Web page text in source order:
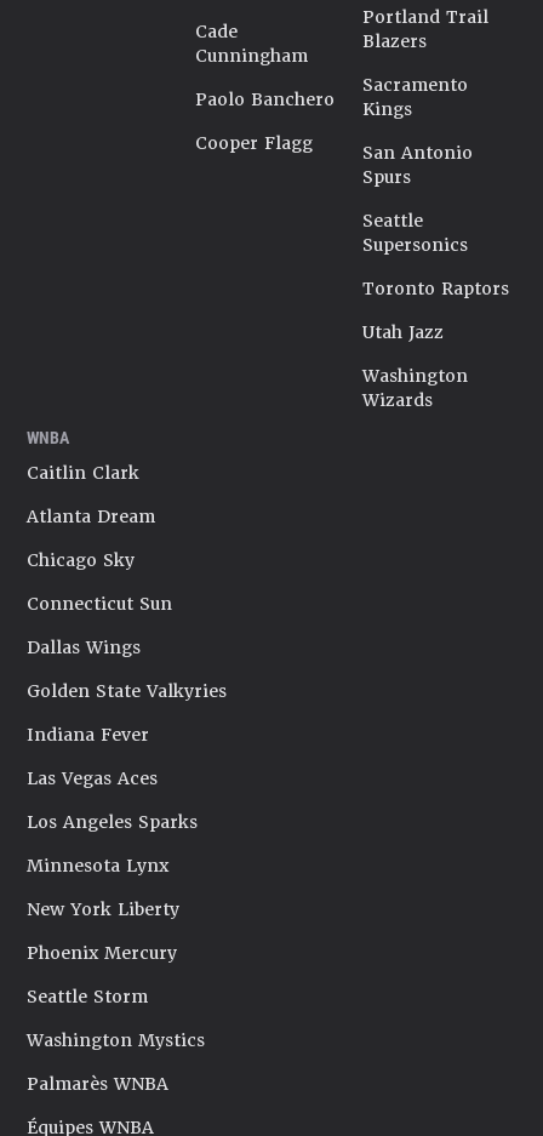
Cade
Cunningham
Paolo Banchero
Cooper Flagg
Portland Trail
Blazers
Sacramento
Kings
San Antonio
Spurs
Seattle
Supersonics
Toronto Raptors
Utah Jazz
Washington
Wizards
WNBA
Caitlin Clark
Atlanta Dream
Chicago Sky
Connecticut Sun
Dallas Wings
Golden State Valkyries
Indiana Fever
Las Vegas Aces
Los Angeles Sparks
Minnesota Lynx
New York Liberty
Phoenix Mercury
Seattle Storm
Washington Mystics
Palmarès WNBA
Équipes WNBA